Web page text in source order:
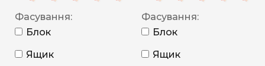
Фасування:
Блок
Ящик
Фасування:
Блок
Ящик